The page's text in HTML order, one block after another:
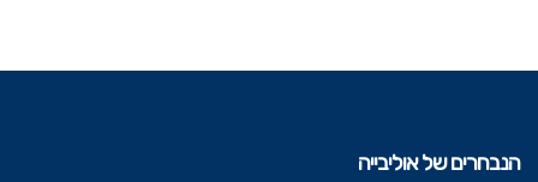
הנבחרים של אוליבייה